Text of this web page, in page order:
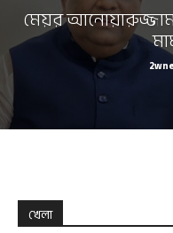
মেয়র
খেলা